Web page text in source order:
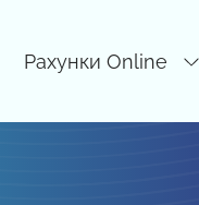
Рахунки Online